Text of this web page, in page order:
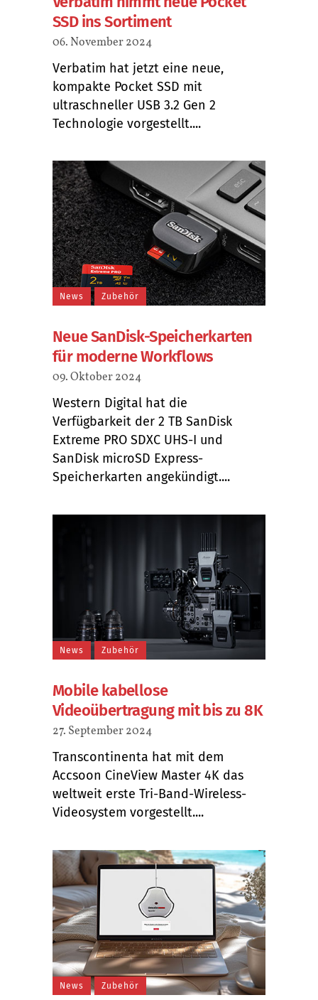
SSD ins Sortiment
06. November 2024
Verbatim hat jetzt eine neue,
kompakte Pocket SSD mit
ultraschneller USB 3.2 Gen 2
Technologie vorgestellt....
News Zubehör
Neue SanDisk-Speicherkarten
für moderne Workflows
09. Oktober 2024
Western Digital hat die
Verfügbarkeit der 2 TB SanDisk
Extreme PRO SDXC UHS-I und
SanDisk microSD Express-
Speicherkarten angekündigt....
News Zubehör
Mobile kabellose
Videoübertragung mit bis zu 8K
27. September 2024
Transcontinenta hat mit dem
Accsoon CineView Master 4K das
weltweit erste Tri-Band-Wireless-
Videosystem vorgestellt....
News Zubehör